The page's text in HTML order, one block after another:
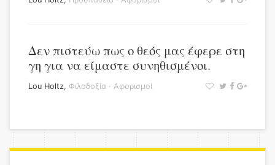
Δεν πιστεύω πως ο θεός μας έφερε στη
γη για να είμαστε συνηθισμένοι.
Lou Holtz, Φιλοδοξία · Αφορισμοί